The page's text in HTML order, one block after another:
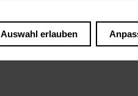
Auswahl erlauben